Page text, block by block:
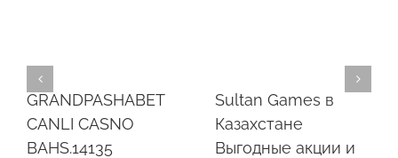
GRANDPASHABET
CANLI CASNO
BAHS.14135
Sultan Games в
Казахстане
Выгодные акции и